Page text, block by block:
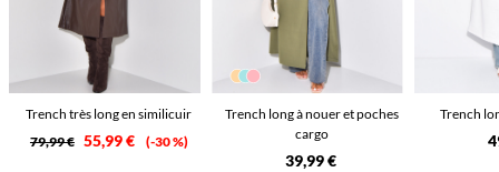
Trench très long en similicuir
79,99 € 55,99 € -30 %
Trench long à nouer et poches
cargo
39,99 €
Trench